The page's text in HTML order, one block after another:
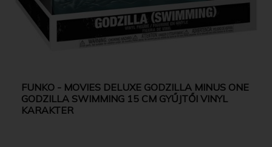
FUNKO - MOVIES DELUXE GODZILLA MINUS ONE
GODZILLA SWIMMING 15 CM GYŰJTŐI VINYL
KARAKTER